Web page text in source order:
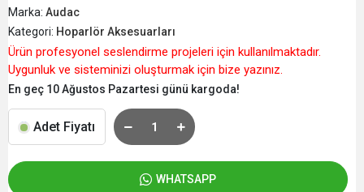
Marka: Audac
Kategori: Hoparlör Aksesuarları
Ürün profesyonel seslendirme projeleri için kullanılmaktadır.
Uygunluk ve sisteminizi oluşturmak için bize yazınız.
En geç 10 Ağustos Pazartesi günü kargoda!
Adet Fiyatı
WHATSAPP